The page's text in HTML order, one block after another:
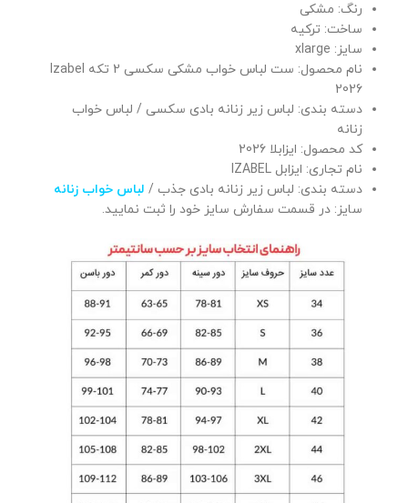
رنگ: مشکی
ساخت: ترکیه
سایز: xlarge
نام محصول: ست لباس خواب مشکی سکسی 2 تکه Izabel
2026
دسته بندی: لباس زیر زنانه بادی سکسی / لباس خواب
زنانه
کد محصول: ایزابلا 2026
نام تجاری: ایزابل IZABEL
دسته بندی: لباس زیر زنانه بادی جذب / لباس خواب زنانه
سایز: در قسمت سفارش سایز خود را ثبت نمایید.